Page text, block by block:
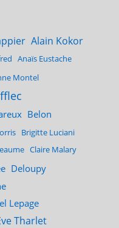
Alain Kokor
Anaïs Eustache
Montel
Belon
Brigitte Luciani
Claire Malary
Deloupy
Lepage
Tharlet